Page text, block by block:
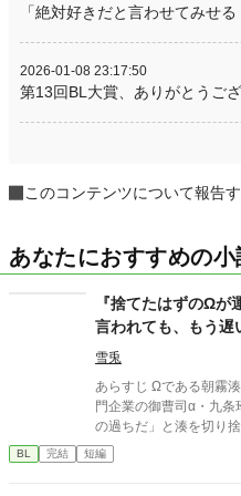
「絶対好きだと言わせてみせ
2026-01-08 23:17:50
第13回BL大賞、ありがとうご
このコンテンツについて報告
あなたにおすすめの小
『捨てたはずのΩが
言われても、もう遅
雪兎
あらすじ Ωである朝霧湊は、事故のような一夜をきっかけに、名
門企業の御曹司α・九条玲司と関係
の過ちだ」と湊を切り
を選んだ。 深く傷ついた湊は、彼の前から姿を消す。 数か月後―
―。 湊の身体は、これまで誰も知らなかった希少な『遅咲きΩ』
BL 完結 短編